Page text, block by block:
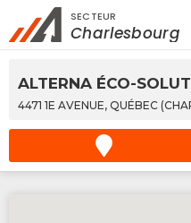
Rechercher à
Services
SECTEUR
Charlesbourg
ALTERNA ÉCO-
4471 1E AVENUE, QUÉBEC